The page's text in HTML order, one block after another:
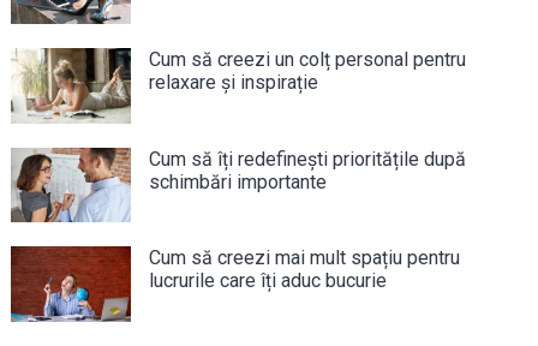
Cum să creezi un colț personal pentru
relaxare și inspirație
Cum să îți redefinești prioritățile după
schimbări importante
Cum să creezi mai mult spațiu pentru
lucrurile care îți aduc bucurie